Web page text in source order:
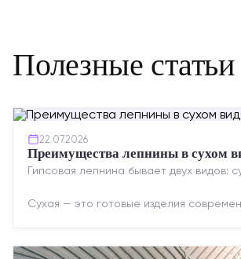
Полезные статьи
22.07.2026
Преимущества лепнины в сухом
Гипсовая лепнина бывает двух видов:
Сухая — это готовые изделия